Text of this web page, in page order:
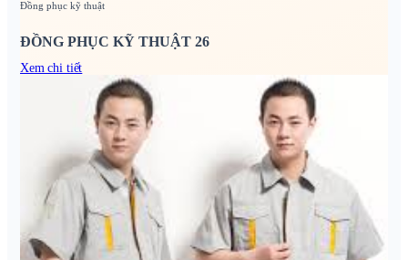
Đồng phục kỹ thuật
ĐỒNG PHỤC KỸ THUẬT 26
Xem chi tiết